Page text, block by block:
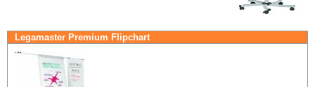
Legamaster Premium Flipchart